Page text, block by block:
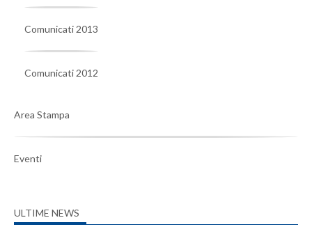
Comunicati 2013
Comunicati 2012
Area Stampa
Eventi
ULTIME NEWS